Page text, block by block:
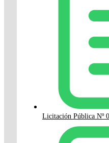
Licitación Pública Nº